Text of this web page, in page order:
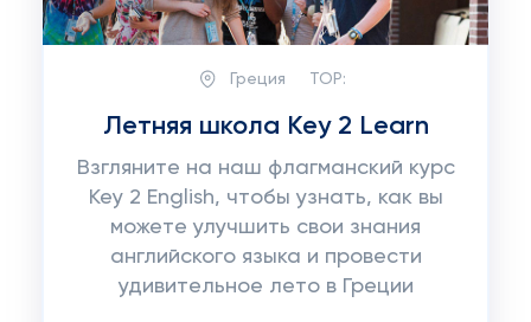
Греция TOP:
Летняя школа Key 2 Learn
Взгляните на наш флагманский курс
Key 2 English, чтобы узнать, как вы
можете улучшить свои знания
английского языка и провести
удивительное лето в Греции